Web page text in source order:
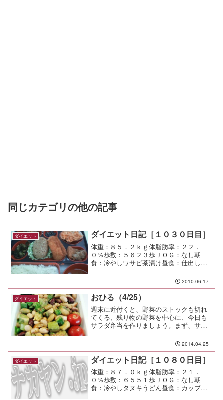
同じカテゴリの他の記事
ダイエット ダイエット日記［１０３０日目］
体重：８５．２ｋｇ体脂肪率：２２．
０％歩数：５６２３歩ＪＯＧ：なし朝
食：冷やしワサビ茶漬け昼食：仕出し弁
メモ：今日のぐろびすは面白かったけど
奥が深かったなぁ。 もっと勉強せね
ば。
2010.06.17
ダイエット おひる（4/25）
週末に近付くと、野菜のストックも切れ
てくる。残り物の野菜を中心に、今日も
サラダ弁当を作りましょう。まず、サラ
ッコ謹製。 80円くらいなので、いくつ
か買っておくと便利。他にはブロッコリ
の茎、アスパラ、アボカ...
2014.04.25
ダイエット ダイエット日記［１０８０日目］
体重：８７．０ｋｇ体脂肪率：２１．
０％歩数：６５５１歩ＪＯＧ：なし朝
食：冷やしタヌキうどん昼食：カップラ